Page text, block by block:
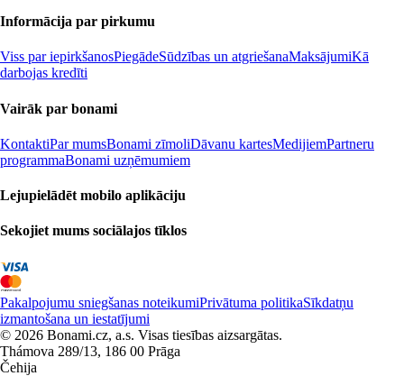
Informācija par pirkumu
Viss par iepirkšanosPiegādeSūdzības un atgriešanaMaksājumiKā
darbojas kredīti
Vairāk par bonami
KontaktiPar mumsBonami zīmoliDāvanu kartesMedijiemPartneru
programmaBonami uzņēmumiem
Lejupielādēt mobilo aplikāciju
Sekojiet mums sociālajos tīklos
Pakalpojumu sniegšanas noteikumiPrivātuma politikaSīkdatņu
izmantošana un iestatījumi
© 2026 Bonami.cz, a.s. Visas tiesības aizsargātas.
Thámova 289/13, 186 00 Prāga
Čehija